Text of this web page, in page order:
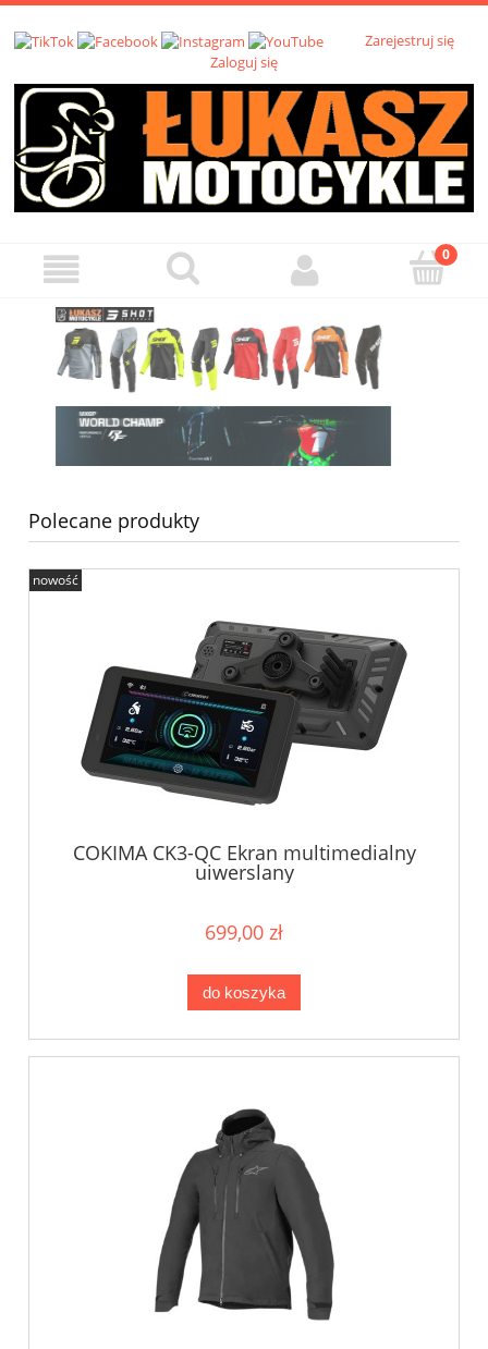
Zarejestruj się
Zaloguj się
Polecane produkty
COKIMA CK3-QC Ekran multimedialny
uiwerslany
699,00 zł
do koszyka
nowość